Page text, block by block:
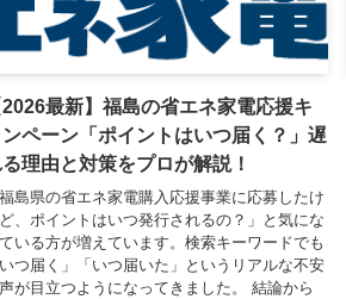
2026最新】福島の省エネ家電応援キ
ンペーン「ポイントはいつ届く？」遅
理由と対策をプロが解説！
福島県の省エネ家電購入応援事業に応募したけ
、ポイントはいつ発行されるの？」と気にな
いる方が増えています。検索キーワードでも
いつ届く」「いつ届いた」というリアルな不安
が目立つようになってきました。 結論から